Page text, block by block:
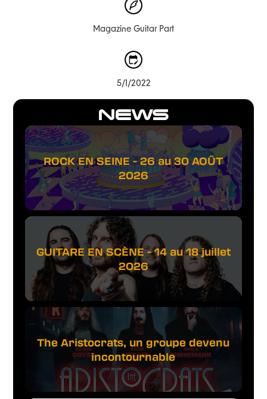
NEWS
ROCK EN SEINE - 26 au 30 AOÛT
2026
GUITARE EN SCÈNE - 14 au 18 juillet
2026
The Aristocrats, un groupe devenu
incontournable
Magazine Guitar Part
5/1/2022